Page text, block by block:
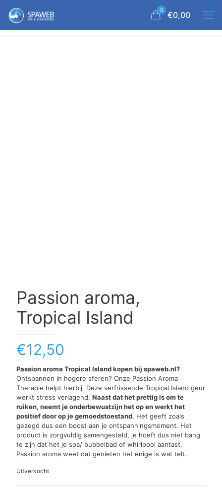
0 €0,00
Passion aroma,
Tropical Island
€12,50
Passion aroma Tropical Island kopen bij spaweb.nl?
Ontspannen in hogere sferen? Onze Passion Aroma
Therapie helpt hierbij. Deze verfrissende Tropical Island geur
werkt stress verlagend. Naast dat het prettig is om te
ruiken, neemt je onderbewustzijn het op en werkt het
positief door op je gemoedstoestand. Het geeft zoals
gezegd dus een boost aan je ontspanningsmoment. Het
product is zorgvuldig samengesteld, je hoeft dus niet bang
te zijn dat het je spa/ bubbelbad of whirlpool aantast.
Passion aroma weet dat genieten het enige is wat telt.
Uitverkocht